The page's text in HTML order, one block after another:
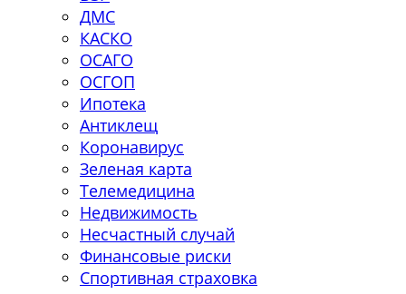
ДМС
КАСКО
ОСАГО
ОСГОП
Ипотека
Антиклещ
Коронавирус
Зеленая карта
Телемедицина
Недвижимость
Несчастный случай
Финансовые риски
Спортивная страховка